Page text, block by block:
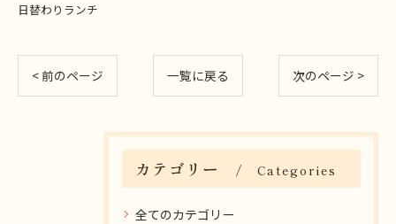
日替わりランチ
< 前のページ 一覧に戻る 次のページ >
カテゴリー Categories
全てのカテゴリー